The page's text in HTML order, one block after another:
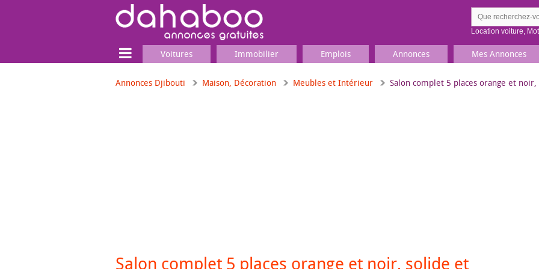
Location voiture,
Voitures Immobilier Emplois Annonces Mes Annonces
Annonces Djibouti Maison, Décoration Meubles et Intérieur Salon complet 5 places orange et
Salon complet 5 places orange et noir, solide et